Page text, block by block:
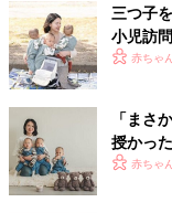
三つ子
小児訪
ちゃん
赤ちゃ
「まさ
授かっ
いた！
赤ちゃ